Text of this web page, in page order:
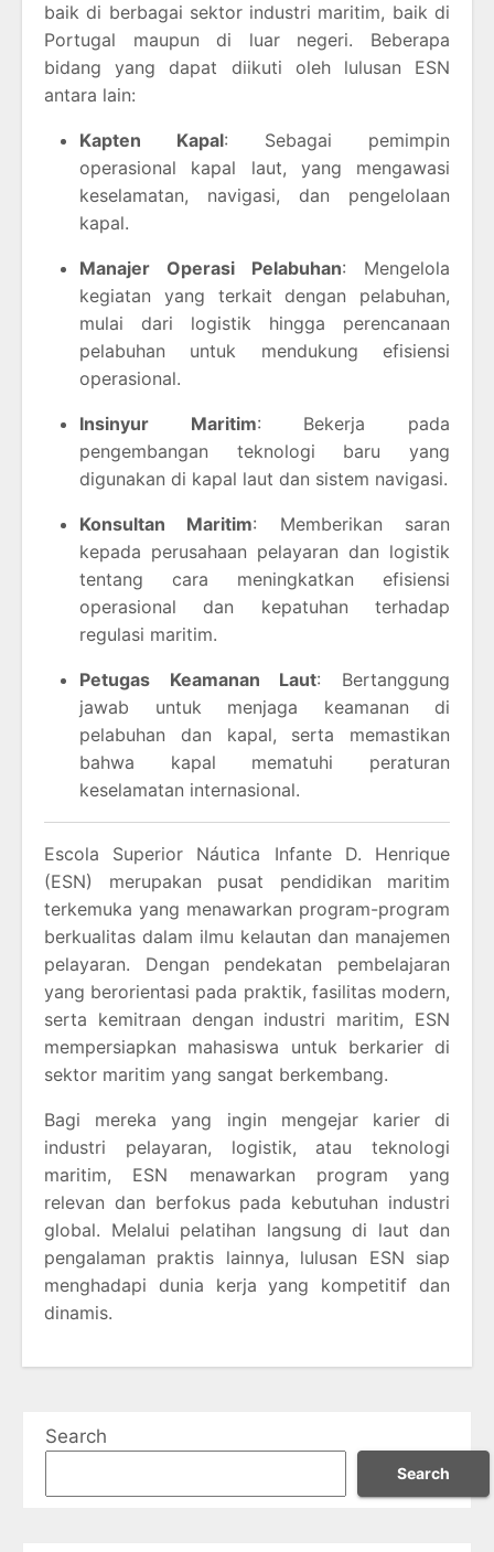
baik di berbagai sektor industri maritim, baik di
Portugal maupun di luar negeri. Beberapa
bidang yang dapat diikuti oleh lulusan ESN
antara lain:
Kapten Kapal: Sebagai pemimpin
operasional kapal laut, yang mengawasi
keselamatan, navigasi, dan pengelolaan
kapal.
Manajer Operasi Pelabuhan: Mengelola
kegiatan yang terkait dengan pelabuhan,
mulai dari logistik hingga perencanaan
pelabuhan untuk mendukung efisiensi
operasional.
Insinyur Maritim: Bekerja pada
pengembangan teknologi baru yang
digunakan di kapal laut dan sistem navigasi.
Konsultan Maritim: Memberikan saran
kepada perusahaan pelayaran dan logistik
tentang cara meningkatkan efisiensi
operasional dan kepatuhan terhadap
regulasi maritim.
Petugas Keamanan Laut: Bertanggung
jawab untuk menjaga keamanan di
pelabuhan dan kapal, serta memastikan
bahwa kapal mematuhi peraturan
keselamatan internasional.
Escola Superior Náutica Infante D. Henrique
(ESN) merupakan pusat pendidikan maritim
terkemuka yang menawarkan program-program
berkualitas dalam ilmu kelautan dan manajemen
pelayaran. Dengan pendekatan pembelajaran
yang berorientasi pada praktik, fasilitas modern,
serta kemitraan dengan industri maritim, ESN
mempersiapkan mahasiswa untuk berkarier di
sektor maritim yang sangat berkembang.
Bagi mereka yang ingin mengejar karier di
industri pelayaran, logistik, atau teknologi
maritim, ESN menawarkan program yang
relevan dan berfokus pada kebutuhan industri
global. Melalui pelatihan langsung di laut dan
pengalaman praktis lainnya, lulusan ESN siap
menghadapi dunia kerja yang kompetitif dan
dinamis.
Search
Search